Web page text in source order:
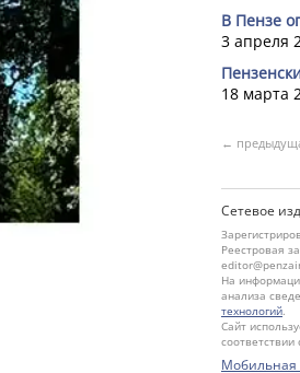
В Пензе
3 апреля
18 марта
←
Сетевое
Реестровая
На
анализа
технологий.
Сайт
Мобильная